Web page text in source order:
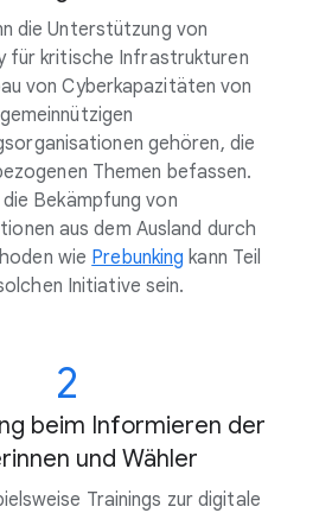
die Unterstützung von
für kritische Infrastrukturen
von Cyberkapazitäten von
gemeinnützigen
gehören, die
Themen befassen.
Bekämpfung von
aus dem Ausland durch
wie Prebunking kann Teil
Initiative sein.
2
beim Informieren der
und Wähler
Trainings zur digitale